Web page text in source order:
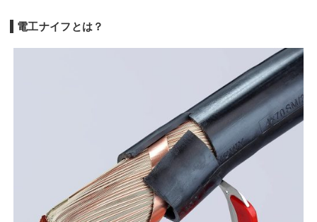
電工ナイフとは？